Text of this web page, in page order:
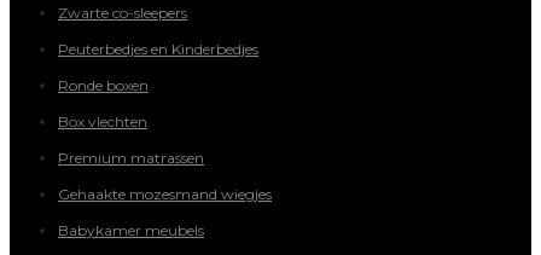
Zwarte co-sleepers
Peuterbedjes en Kinderbedjes
Ronde boxen
Box vlechten
Premium matrassen
Gehaakte mozesmand wiegjes
Babykamer meubels